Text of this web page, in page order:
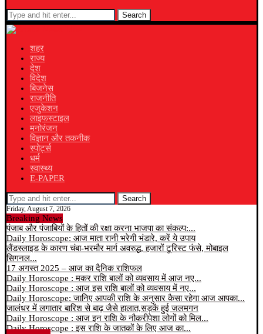
Search
शहर
राज्य
देश
विदेश
बिजनेस
राजनीति
एजुकेशन
लाइफस्टाइल
मनोरंजन
विज्ञान और तकनीक
स्पोर्ट्स
धर्म
स्वास्थ्य
E-PAPER
Search
Friday, August 7, 2026
Breaking News
पंजाब और पंजाबियों के हितों की रक्षा करना भाजपा का संकल्प:...
Daily Horoscope: आज माता रानी भरेगी भंडारे, करें ये उपाय
लैंडस्लाइड के कारण चंबा-भरमौर मार्ग अवरुद्ध, हजारों टूरिस्ट फंसे, मोबाइल
सिगनल...
17 अगस्त 2025 – आज का दैनिक राशिफल
Daily Horoscope : मकर राशि बालों को व्यवसाय में आज नए...
Daily Horoscope : आज इस राशि बालों को व्यवसाय में नए...
Daily Horoscope: जानिए आपकी राशि के अनुसार कैसा रहेगा आज आपका...
जालंधर में लगातार बारिश से बाढ़ जैसे हालात,सड़कें हुई जलमगन
Daily Horoscope : आज इन राशि के नौकरीपेशा लोगों को मिल...
Daily Horoscope : इस राशि के जातकों के लिए आज का...